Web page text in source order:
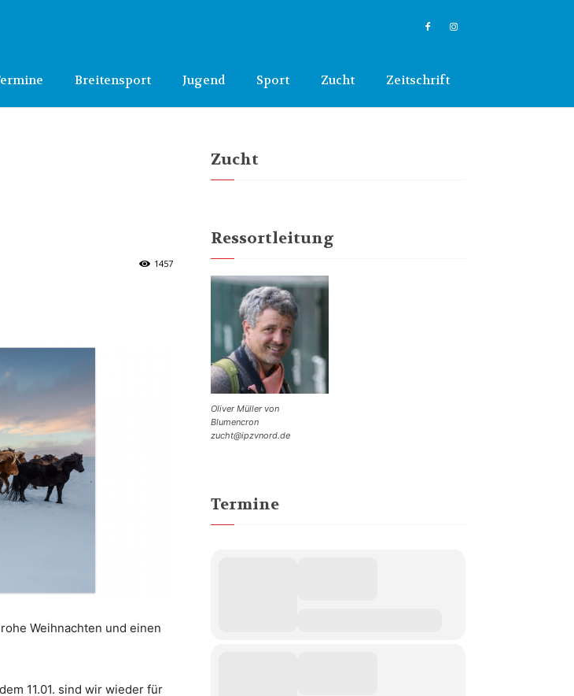
Breitensport Jugend Sport Zucht Zeitschrift
1457
Weihnachten und einen
11.01. sind wir wieder für
Zucht
Ressortleitung
Oliver Müller von
Blumencron
zucht@ipzvnord.de
Termine